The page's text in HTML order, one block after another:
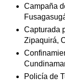
Campaña
Capturada
Zipaquirá,
Policía de